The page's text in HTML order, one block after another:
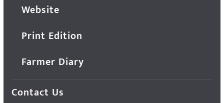
Website
Print Edition
Farmer Diary
Contact Us